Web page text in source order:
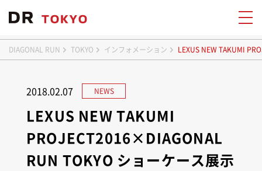
DIAGONAL RUN TOKYO インフォメーション LEXUS NEW TAKUMI
2018.02.07 NEWS
LEXUS NEW TAKUMI
PROJECT2016×DIAGONAL
RUN TOKYO ショーケース展示